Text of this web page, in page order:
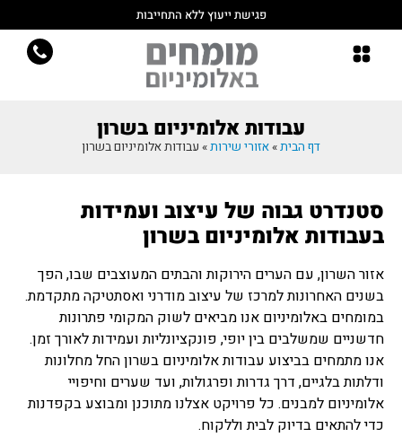
פגישת ייעוץ ללא התחייבות
עבודות אלומיניום בשרון
דף הבית»אזורי שירות» עבודות אלומיניום בשרון
סטנדרט גבוה של עיצוב ועמידות
בעבודות אלומיניום בשרון
אזור השרון, עם הערים הירוקות והבתים המעוצבים שבו, הפך
בשנים האחרונות למרכז של עיצוב מודרני ואסתטיקה מתקדמת.
במומחים באלומיניום אנו מביאים לשוק המקומי פתרונות
חדשניים שמשלבים בין יופי, פונקציונליות ועמידות לאורך זמן.
אנו מתמחים בביצוע עבודות אלומיניום בשרון החל מחלונות
ודלתות בלגיים, דרך גדרות ופרגולות, ועד שערים וחיפויי
אלומיניום למבנים. כל פרויקט אצלנו מתוכנן ומבוצע בקפדנות
כדי להתאים בדיוק לבית וללקוח.